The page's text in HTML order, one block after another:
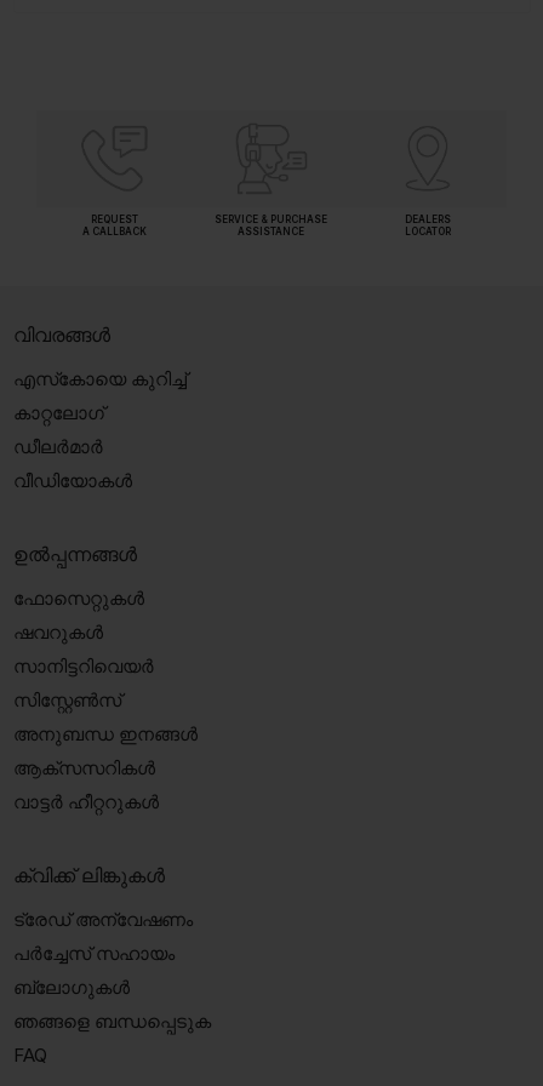
REQUEST
A CALLBACK
SERVICE & PURCHASE
ASSISTANCE
DEALERS
LOCATOR
വിവരങ്ങൾ
എസ്‍കോയെ കുറിച്ച്
കാറ്റലോഗ്
ഡീലർമാർ
വീഡിയോകൾ
ഉൽപ്പന്നങ്ങൾ
ഫോസെറ്റുകൾ
ഷവറുകൾ
സാനിട്ടറിവെയർ
സിസ്റ്റേൺസ്
അനുബന്ധ ഇനങ്ങൾ
ആക്‌സസറികൾ
വാട്ടർ ഹീറ്ററുകൾ
ക്വിക്ക് ലിങ്കുകൾ
ട്രേഡ് അന്വേഷണം
പർച്ചേസ് സഹായം
ബ്ലോഗുകൾ
ഞങ്ങളെ ബന്ധപ്പെടുക
FAQ